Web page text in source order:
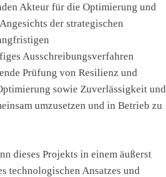
Akteur für die Optimierung und
der strategischen
Ausschreibungsverfahren
Prüfung von Resilienz und
sowie Zuverlässigkeit und
umzusetzen und in Betrieb zu
dieses Projekts in einem äußerst
technologischen Ansatzes und